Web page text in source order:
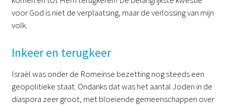
voor God is niet de verplaatsing, maar de verlossing van mijn
volk.
Inkeer en terugkeer
Israël was onder de Romeinse bezetting nog steeds een
geopolitieke staat. Ondanks dat was het aantal Joden in de
diaspora zeer groot, met bloeiende gemeenschappen over